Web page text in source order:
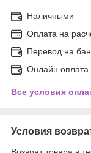
Наличными
Оплата на
Перевод на
Онлайн оплата
Все условия
Условия